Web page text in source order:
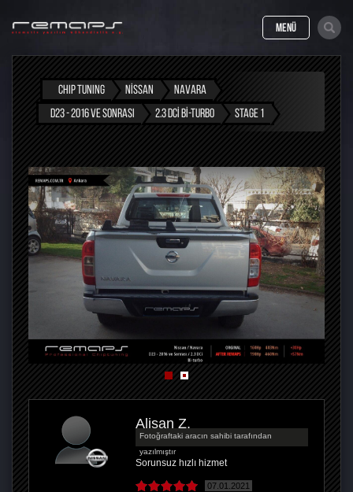
MENÜ
CHIP TUNING NISSAN
NAVARA
D23 - 2016 VE SONRASI
2.3 DCI BI-TURBO STAGE 1
Alişan Z.
Fotoğraftaki aracın sahibi tarafından
yazılmıştır
Sorunsuz hızlı hizmet
07.01.2021